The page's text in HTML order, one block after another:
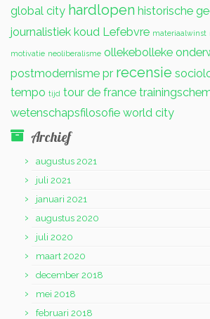
global city hardlopen historische
journalistiek koud Lefebvre materiaalwinst
motivatie neoliberalisme ollekebolleke
postmodernisme pr recensie
tempo tijd tour de france
wetenschapsfilosofie world city
Archief
augustus 2021
juli 2021
januari 2021
augustus 2020
juli 2020
maart 2020
december 2018
mei 2018
februari 2018